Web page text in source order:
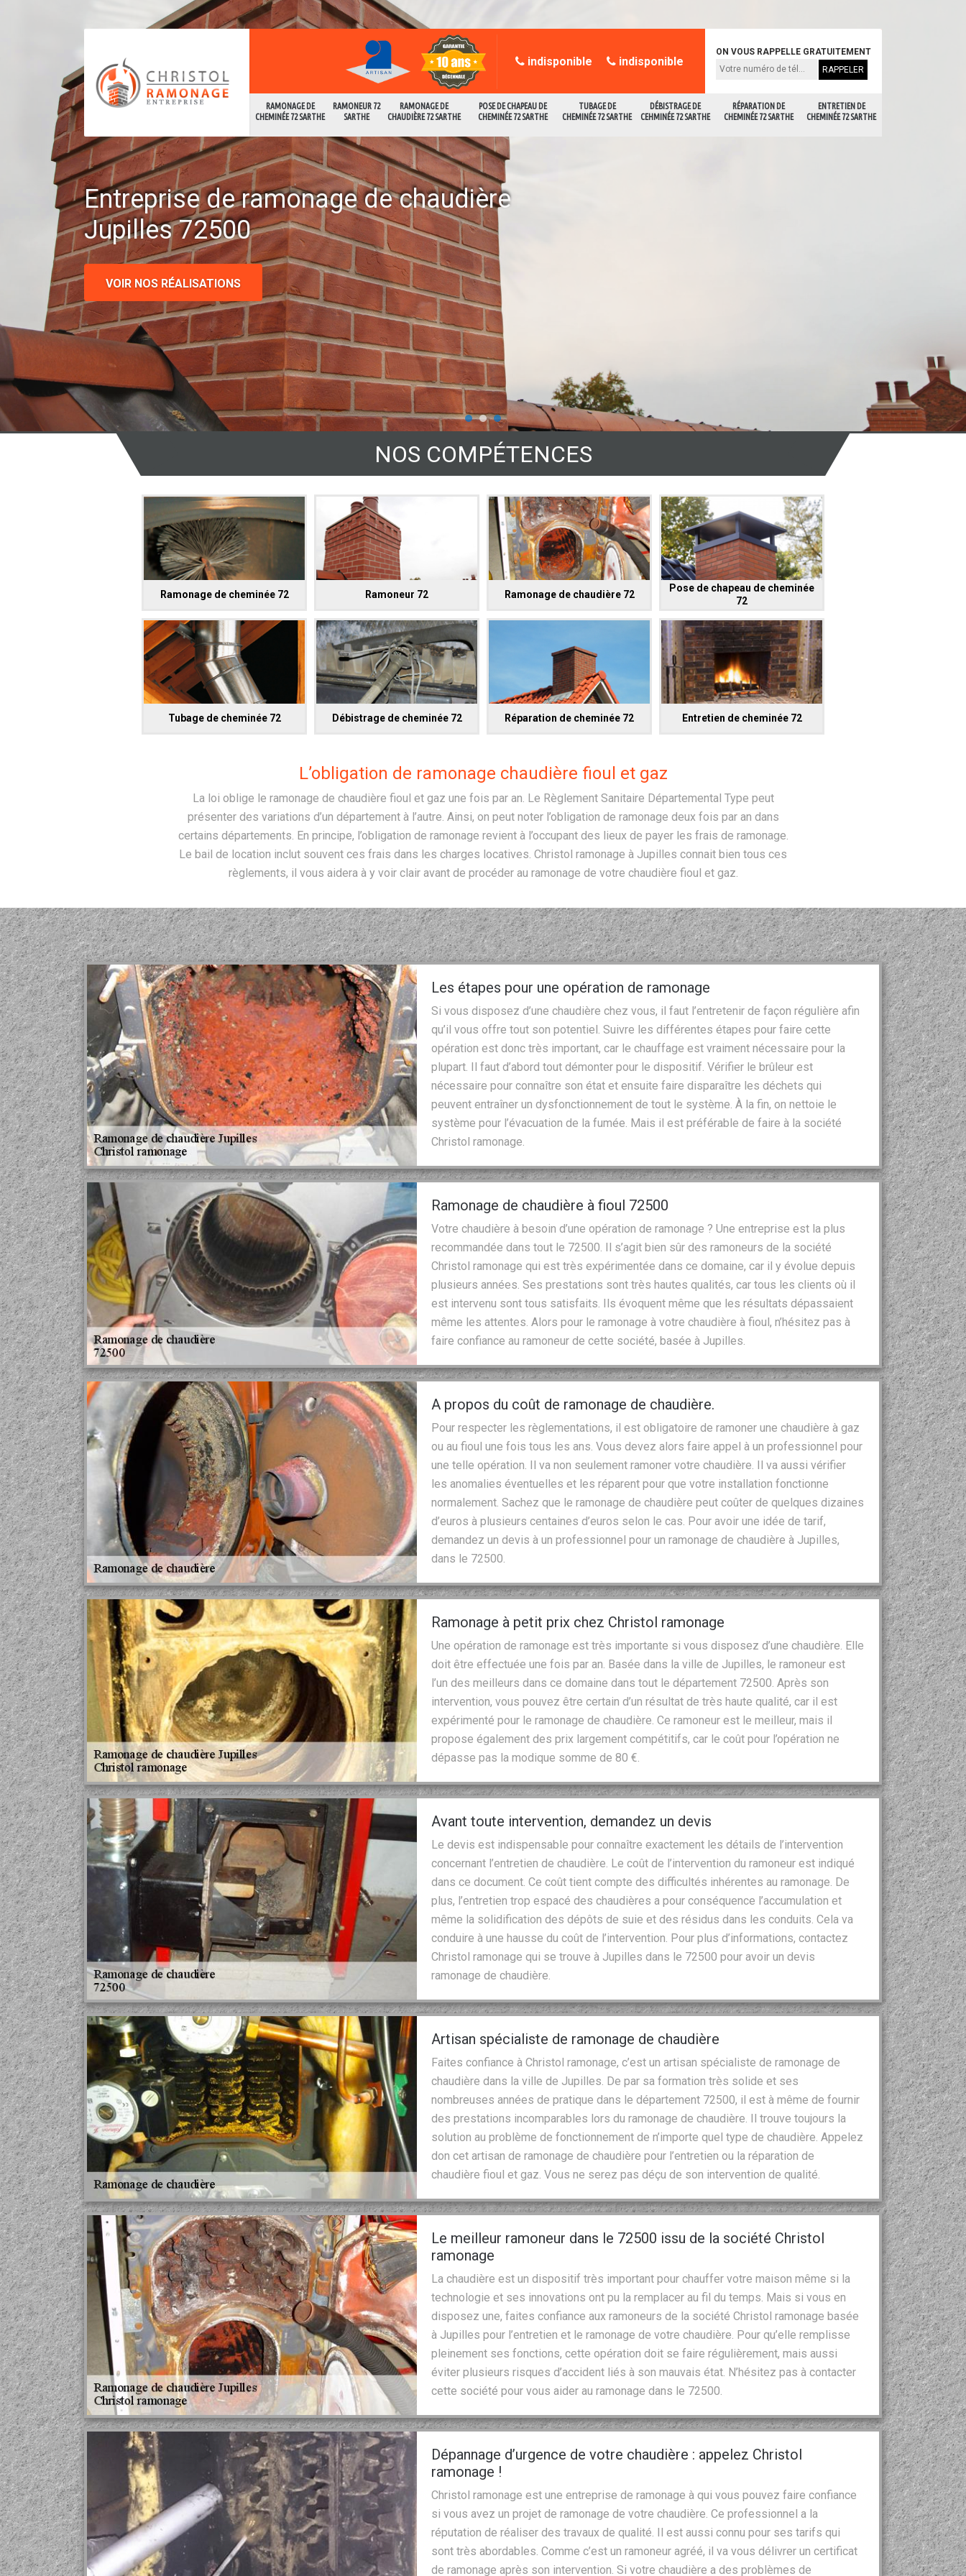
RAMONAGE DE
CHEMINÉE 72 SARTHE
RAMONEUR 72
SARTHE
RAMONAGE DE
CHAUDIÈRE 72 SARTHE
POSE DE CHAPEAU DE
CHEMINÉE 72 SARTHE
TUBAGE DE
CHEMINÉE 72 SARTHE
DÉBISTRAGE DE
CEHMINÉE 72 SARTHE
RÉPARATION DE
CHEMINÉE 72 SARTHE
ENTRETIEN DE
CHEMINÉE 72 SARTHE
indisponible indisponible
ON VOUS RAPPELLE GRATUITEMENT
Entreprise de ramonage de chaudière
Jupilles 72500
VOIR NOS RÉALISATIONS
NOS COMPÉTENCES
Ramonage de cheminée 72 Ramoneur 72 Ramonage de chaudière 72
Pose de chapeau de cheminée
72
Tubage de cheminée 72 Débistrage de cheminée 72 Réparation de cheminée 72 Entretien de cheminée 72
L’obligation de ramonage chaudière fioul et gaz
La loi oblige le ramonage de chaudière fioul et gaz une fois par an. Le Règlement Sanitaire Départemental Type peut
présenter des variations d’un département à l’autre. Ainsi, on peut noter l’obligation de ramonage deux fois par an dans
certains départements. En principe, l’obligation de ramonage revient à l’occupant des lieux de payer les frais de ramonage.
Le bail de location inclut souvent ces frais dans les charges locatives. Christol ramonage à Jupilles connait bien tous ces
règlements, il vous aidera à y voir clair avant de procéder au ramonage de votre chaudière fioul et gaz.
Les étapes pour une opération de ramonage
Si vous disposez d’une chaudière chez vous, il faut l’entretenir de façon régulière afin
qu’il vous offre tout son potentiel. Suivre les différentes étapes pour faire cette
opération est donc très important, car le chauffage est vraiment nécessaire pour la
plupart. Il faut d’abord tout démonter pour le dispositif. Vérifier le brûleur est
nécessaire pour connaître son état et ensuite faire disparaître les déchets qui
peuvent entraîner un dysfonctionnement de tout le système. À la fin, on nettoie le
système pour l’évacuation de la fumée. Mais il est préférable de faire à la société
Christol ramonage.
Ramonage de chaudière à fioul 72500
Votre chaudière à besoin d’une opération de ramonage ? Une entreprise est la plus
recommandée dans tout le 72500. Il s’agit bien sûr des ramoneurs de la société
Christol ramonage qui est très expérimentée dans ce domaine, car il y évolue depuis
plusieurs années. Ses prestations sont très hautes qualités, car tous les clients où il
est intervenu sont tous satisfaits. Ils évoquent même que les résultats dépassaient
même les attentes. Alors pour le ramonage à votre chaudière à fioul, n’hésitez pas à
faire confiance au ramoneur de cette société, basée à Jupilles.
A propos du coût de ramonage de chaudière.
Pour respecter les règlementations, il est obligatoire de ramoner une chaudière à gaz
ou au fioul une fois tous les ans. Vous devez alors faire appel à un professionnel pour
une telle opération. Il va non seulement ramoner votre chaudière. Il va aussi vérifier
les anomalies éventuelles et les réparent pour que votre installation fonctionne
normalement. Sachez que le ramonage de chaudière peut coûter de quelques dizaines
d’euros à plusieurs centaines d’euros selon le cas. Pour avoir une idée de tarif,
demandez un devis à un professionnel pour un ramonage de chaudière à Jupilles,
dans le 72500.
Ramonage à petit prix chez Christol ramonage
Une opération de ramonage est très importante si vous disposez d’une chaudière. Elle
doit être effectuée une fois par an. Basée dans la ville de Jupilles, le ramoneur est
l’un des meilleurs dans ce domaine dans tout le département 72500. Après son
intervention, vous pouvez être certain d’un résultat de très haute qualité, car il est
expérimenté pour le ramonage de chaudière. Ce ramoneur est le meilleur, mais il
propose également des prix largement compétitifs, car le coût pour l’opération ne
dépasse pas la modique somme de 80 €.
Avant toute intervention, demandez un devis
Le devis est indispensable pour connaître exactement les détails de l’intervention
concernant l’entretien de chaudière. Le coût de l’intervention du ramoneur est indiqué
dans ce document. Ce coût tient compte des difficultés inhérentes au ramonage. De
plus, l’entretien trop espacé des chaudières a pour conséquence l’accumulation et
même la solidification des dépôts de suie et des résidus dans les conduits. Cela va
conduire à une hausse du coût de l’intervention. Pour plus d’informations, contactez
Christol ramonage qui se trouve à Jupilles dans le 72500 pour avoir un devis
ramonage de chaudière.
Artisan spécialiste de ramonage de chaudière
Faites confiance à Christol ramonage, c’est un artisan spécialiste de ramonage de
chaudière dans la ville de Jupilles. De par sa formation très solide et ses
nombreuses années de pratique dans le département 72500, il est à même de fournir
des prestations incomparables lors du ramonage de chaudière. Il trouve toujours la
solution au problème de fonctionnement de n’importe quel type de chaudière. Appelez
don cet artisan de ramonage de chaudière pour l’entretien ou la réparation de
chaudière fioul et gaz. Vous ne serez pas déçu de son intervention de qualité.
Le meilleur ramoneur dans le 72500 issu de la société Christol
ramonage
La chaudière est un dispositif très important pour chauffer votre maison même si la
technologie et ses innovations ont pu la remplacer au fil du temps. Mais si vous en
disposez une, faites confiance aux ramoneurs de la société Christol ramonage basée
à Jupilles pour l’entretien et le ramonage de votre chaudière. Pour qu’elle remplisse
pleinement ses fonctions, cette opération doit se faire régulièrement, mais aussi
éviter plusieurs risques d’accident liés à son mauvais état. N’hésitez pas à contacter
cette société pour vous aider au ramonage dans le 72500.
Dépannage d’urgence de votre chaudière : appelez Christol
ramonage !
Christol ramonage est une entreprise de ramonage à qui vous pouvez faire confiance
si vous avez un projet de ramonage de votre chaudière. Ce professionnel a la
réputation de réaliser des travaux de qualité. Il est aussi connu pour ses tarifs qui
sont très abordables. Comme c’est un ramoneur agréé, il va vous délivrer un certificat
de ramonage après son intervention. Si votre chaudière a des problèmes de